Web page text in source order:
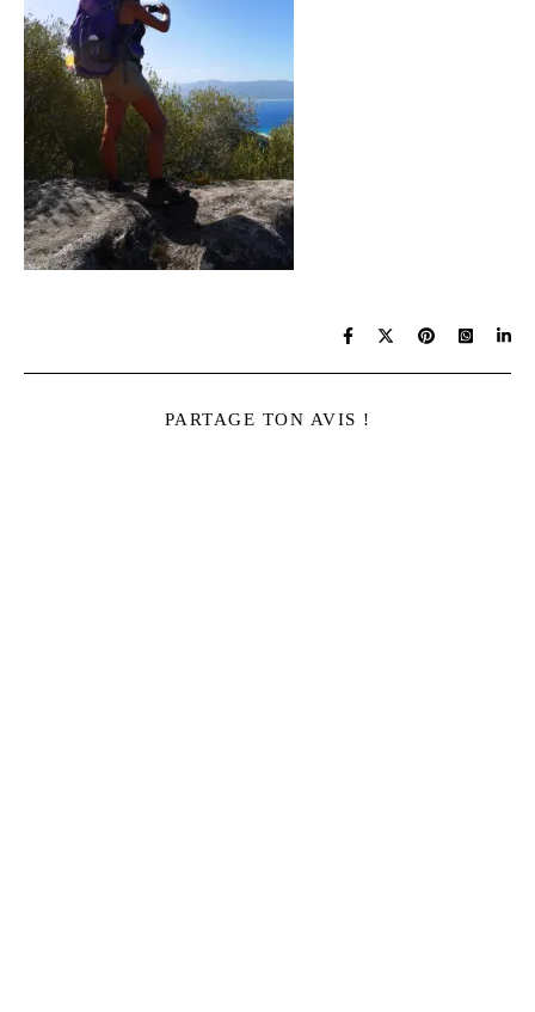
PARTAGE TON AVIS !